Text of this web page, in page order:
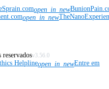
open_in_new
open_in_new
v3.56.0
Helplineopen_in_newEntre em